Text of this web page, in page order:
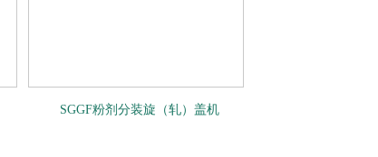
SGGF粉剂分装旋（轧）盖机